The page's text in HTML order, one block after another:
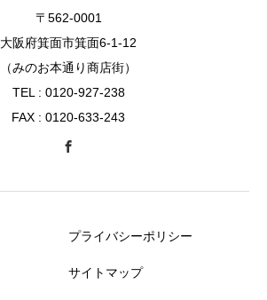
〒562-0001
大阪府箕面市箕面6-1-12
（みのお本通り商店街）
TEL : 0120-927-238
FAX : 0120-633-243
プライバシーポリシー
サイトマップ